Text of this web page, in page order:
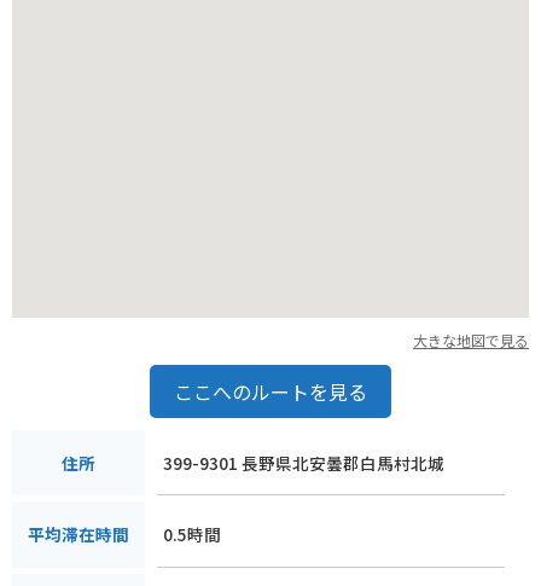
大きな地図で見る
ここへのルートを見る
住所 399-9301 長野県北安曇郡白馬村北城
平均滞在時間 0.5時間